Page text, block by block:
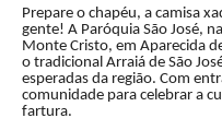
Prepare o chapéu, a camisa
gente! A Paróquia São José,
Monte Cristo, em Aparecida
o tradicional Arraiá de São
esperadas da região. Com
comunidade para celebrar a
fartura.